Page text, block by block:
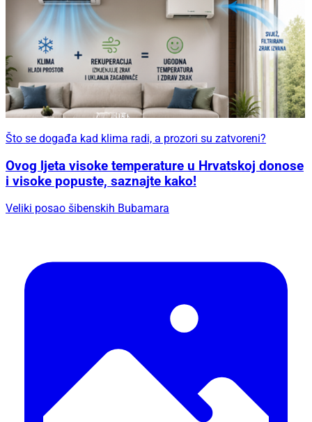
Što se događa kad klima radi, a prozori su zatvoreni?
Ovog ljeta visoke temperature u Hrvatskoj donose
i visoke popuste, saznajte kako!
Veliki posao šibenskih Bubamara